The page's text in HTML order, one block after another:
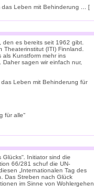
Leben mit Behinderung ... [
den es bereits seit 1962 gibt.
(ITI) Finnland.
Kunstform mehr ins
sagen wir einfach nur,
Leben mit Behinderung für
für alle“
Initiator sind die
66/281 schuf die UN-
„Internationalen Tag des
Das Streben nach Glück
im Sinne von Wohlergehen